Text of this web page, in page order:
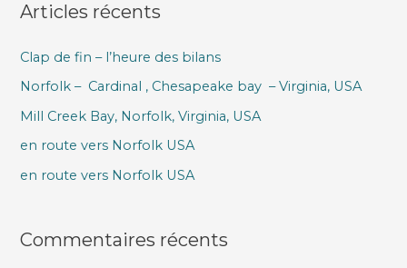
h
r
c
h
e
Articles récents
Clap de fin – l’heure des bilans
Norfolk – Cardinal , Chesapeake bay – Virginia, USA
Mill Creek Bay, Norfolk, Virginia, USA
en route vers Norfolk USA
en route vers Norfolk USA
Commentaires récents